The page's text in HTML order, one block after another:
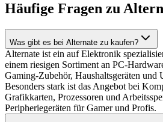
Häufige Fragen zu
Was gibt es bei Alternate zu kaufen?
Alternate ist ein auf Elektronik
einem riesigen Sortiment an PC-
Gaming-Zubehör, Haushaltsgeräten und
Besonders stark ist das Angebot bei
Grafikkarten, Prozessoren und
Peripheriegeräten für Gamer und Profis.